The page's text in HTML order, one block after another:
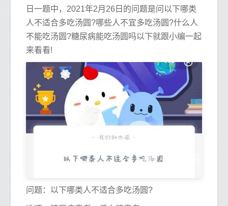
日一题中，2021年2月26日的问题是问以下哪类
人不适合多吃汤圆?哪些人不宜多吃汤圆?什么人
不能吃汤圆?糖尿病能吃汤圆吗以下就跟小编一起
来看看!
问题：以下哪类人不适合多吃汤圆?